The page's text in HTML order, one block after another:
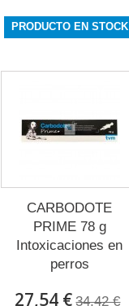
PRODUCTO EN STOCK
CARBODOTE
PRIME 78 g
Intoxicaciones en
perros
27,54 € 34,42 €